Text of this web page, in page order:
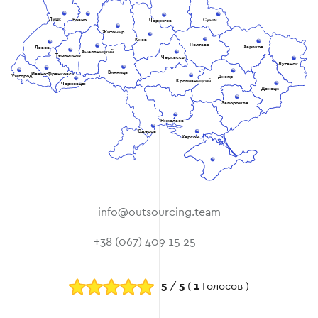
Львов
Луцк Ровно
Винница
Хмельницкий
Житомир
Черновцы
УжгородИвано-Франковск
Тернополь
Киев
Чернигов Сумы
Полтава Харьков
Луганск
Донецк
Днепр
Черкассы
Кропивницкий
Одесса
Запорожье
Херсон
Николаев
info@outsourcing.team
+38 (067) 409 15 25
5 / 5 ( 1 Голосов )